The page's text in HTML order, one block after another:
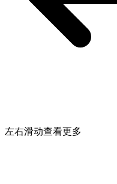
左右滑动查看更多